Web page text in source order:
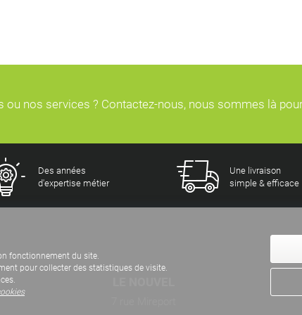
nos services ? Contactez-nous, nous sommes là
Des années
d'expertise métier
Une livraison
simple & efficace
fonctionnement du site.
pour collecter des statistiques de visite.